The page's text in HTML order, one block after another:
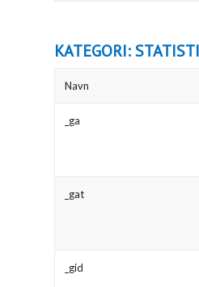
KATEGORI:
Navn
_ga
_gat
_gid